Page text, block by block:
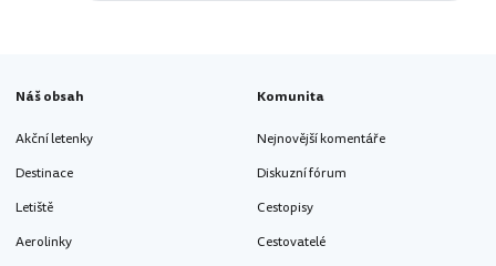
Náš obsah
Akční letenky
Destinace
Letiště
Aerolinky
Komunita
Nejnovější komentáře
Diskuzní fórum
Cestopisy
Cestovatelé